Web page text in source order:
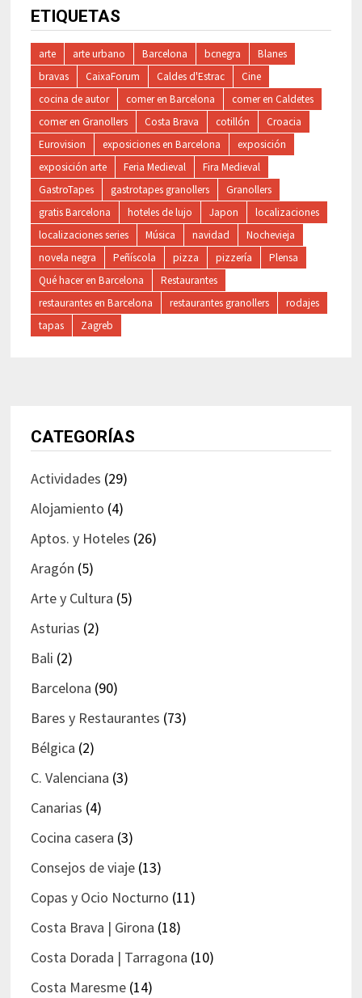
ETIQUETAS
arte arte urbano Barcelona bcnegra
Blanes
bravas
CaixaForum Caldes d'Estrac
Cine
cocina de autor
comer en Barcelona
comer en Caldetes
comer en Granollers
Costa Brava cotillón
Croacia
Eurovision
exposiciones en Barcelona
exposición
exposición arte
Feria Medieval
Fira Medieval
GastroTapes
gastrotapes granollers
Granollers
gratis Barcelona
hoteles de lujo Japon
localizaciones
localizaciones series
Música navidad
Nochevieja
novela negra
Peñíscola pizza pizzería
Plensa
Qué hacer en Barcelona
Restaurantes
restaurantes en Barcelona
restaurantes granollers
rodajes
tapas
Zagreb
CATEGORÍAS
Actividades (29)
Alojamiento (4)
Aptos. y Hoteles (26)
Aragón (5)
Arte y Cultura (5)
Asturias (2)
Bali (2)
Barcelona (90)
Bares y Restaurantes (73)
Bélgica (2)
C. Valenciana (3)
Canarias (4)
Cocina casera (3)
Consejos de viaje(13)
Copas y Ocio Nocturno (11)
Costa Brava | Girona (18)
Costa Dorada | Tarragona (10)
Costa Maresme(14)